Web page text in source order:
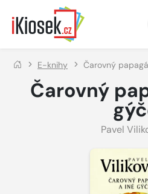
Přejít na hlavní obsah
E-knihy Čarovný
Čarovný
Pavel